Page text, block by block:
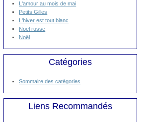
L'amour au mois de mai
Petits Gilles
L'hiver est tout blanc
Noël russe
Noël
Catégories
Sommaire des catégories
Liens Recommandés